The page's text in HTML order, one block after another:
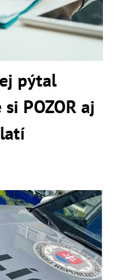
pýtal
POZOR aj